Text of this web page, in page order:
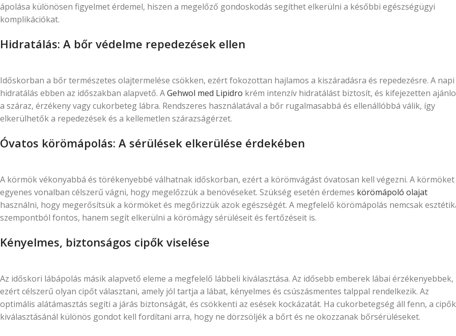
ápolása különösen figyelmet érdemel, hiszen a megelőző gondoskodás segíthet elkerülni a későbbi egészségügyi
komplikációkat.
Hidratálás: A bőr védelme repedezések ellen
Időskorban a bőr természetes olajtermelése csökken, ezért fokozottan hajlamos a kiszáradásra és repedezésre. A napi
hidratálás ebben az időszakban alapvető. AGehwol med Lipidro krém intenzív hidratálást biztosít, és kifejezetten
a száraz, érzékeny vagy cukorbeteg lábra. Rendszeres használatával a bőr rugalmasabbá és ellenállóbbá válik, így
elkerülhetők a repedezések és a kellemetlen szárazságérzet.
Óvatos körömápolás: A sérülések elkerülése érdekében
A körmök vékonyabbá és törékenyebbé válhatnak időskorban, ezért a körömvágást óvatosan kell végezni. A körmöket
egyenes vonalban célszerű vágni, hogy megelőzzük a benövéseket. Szükség esetén érdemes körömápoló olajat
használni, hogy megerősítsük a körmöket és megőrizzük azok egészségét. A megfelelő körömápolás nemcsak
szempontból fontos, hanem segít elkerülni a körömágy sérüléseit és fertőzéseit is.
Kényelmes, biztonságos cipők viselése
Az időskori lábápolás másik alapvető eleme a megfelelő lábbeli kiválasztása. Az idősebb emberek lábai érzékenyebbek,
ezért célszerű olyan cipőt választani, amely jól tartja a lábat, kényelmes és csúszásmentes talppal rendelkezik. Az
optimális alátámasztás segíti a járás biztonságát, és csökkenti az esések kockázatát. Ha cukorbetegség áll fenn, a cipők
kiválasztásánál különös gondot kell fordítani arra, hogy ne dörzsöljék a bőrt és ne okozzanak bőrsérüléseket.